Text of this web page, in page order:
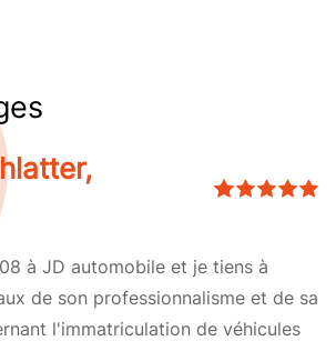
à JD automobile et je tiens à
de son professionnalisme et de sa
l'immatriculation de véhicules